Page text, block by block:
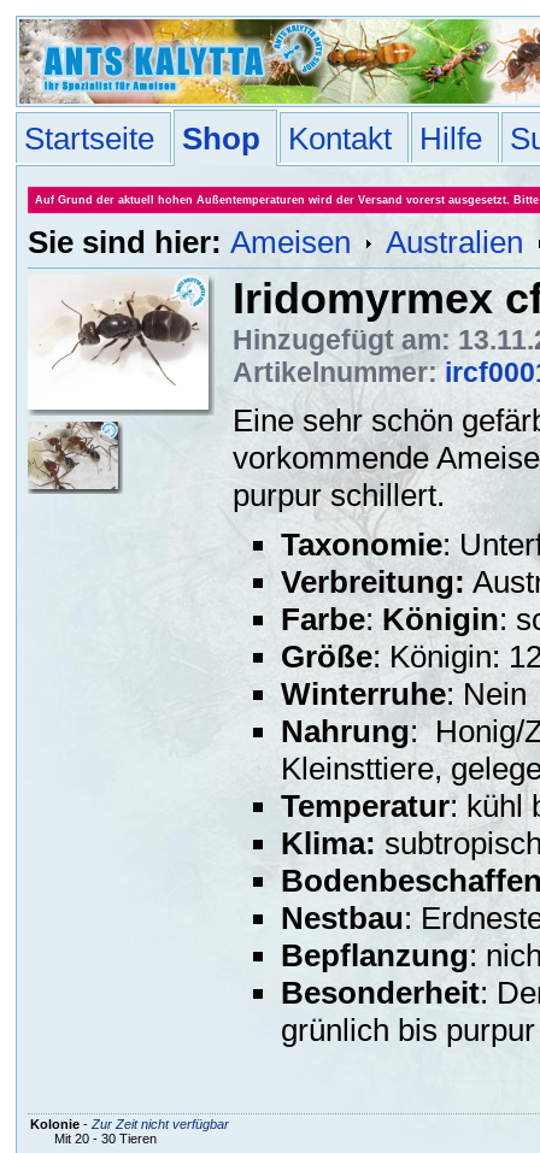
Startseite Shop Kontakt Hilfe
Auf Grund der aktuell hohen Außentemperaturen wird der Versand vorerst ausgesetzt.
Sie sind hier: Ameisen Australien
Iridomyrmex
Hinzugefügt am:
Artikelnummer:
Eine sehr schön
vorkommende
purpur schillert.
Taxonomie:
Verbreitung:
Farbe: Königin:
Größe: Königin:
Winterruhe: Nein
Nahrung: Honig/
Kleinsttiere,
Temperatur: kühl
Klima:
Nestbau:
Bepflanzung:
Besonderheit:
grünlich bis
Kolonie- Zur Zeit nicht verfügbar
Mit 20 - 30 Tieren